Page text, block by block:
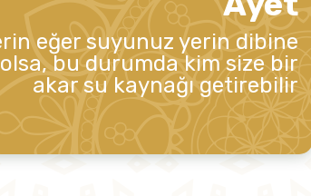
eğer suyunuz yerin dibine
bu durumda kim size bir
akar su kaynağı getirebilir